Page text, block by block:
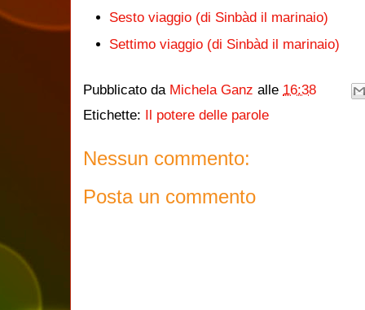
Sesto viaggio (di Sinbàd il marinaio)
Settimo viaggio (di Sinbàd il marinaio)
Pubblicato da Michela Ganz alle 16:38
Etichette: Il potere delle parole
Nessun commento:
Posta un commento